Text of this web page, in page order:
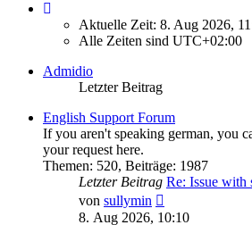
Aktuelle Zeit: 8. Aug 2026,
Alle Zeiten sind UTC+02:00
Admidio
Letzter Beitrag
English Support Forum
If you aren't speaking german, you
your request here.
Themen: 520, Beiträge: 1987
Letzter Beitrag Re: Issue
von sullymin
Beitrag
8. Aug 2026, 10:10